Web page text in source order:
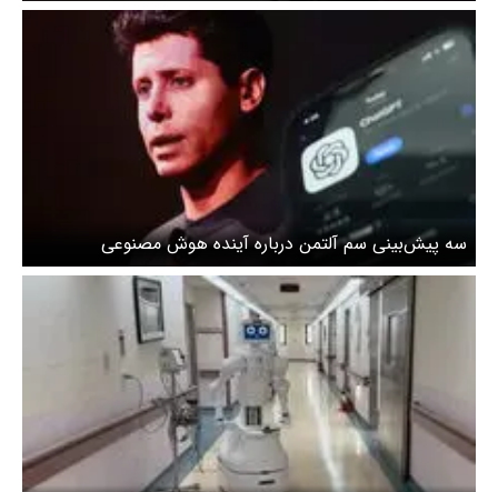
سه پیش‌بینی سم آلتمن درباره آینده هوش مصنوعی